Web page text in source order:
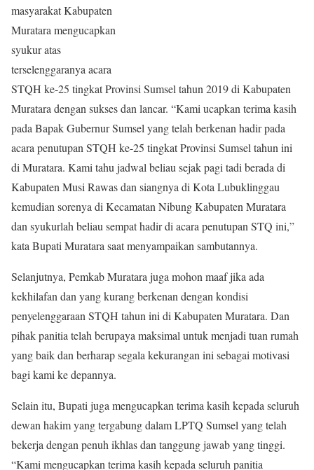
masyarakat Kabupaten
Muratara mengucapkan
syukur atas
terselenggaranya acara
STQH ke-25 tingkat Provinsi Sumsel tahun 2019 di Kabupaten
Muratara dengan sukses dan lancar. “Kami ucapkan terima kasih
pada Bapak Gubernur Sumsel yang telah berkenan hadir pada
acara penutupan STQH ke-25 tingkat Provinsi Sumsel tahun ini
di Muratara. Kami tahu jadwal beliau sejak pagi tadi berada di
Kabupaten Musi Rawas dan siangnya di Kota Lubuklinggau
kemudian sorenya di Kecamatan Nibung Kabupaten Muratara
dan syukurlah beliau sempat hadir di acara penutupan STQ ini,”
kata Bupati Muratara saat menyampaikan sambutannya.
Selanjutnya, Pemkab Muratara juga mohon maaf jika ada
kekhilafan dan yang kurang berkenan dengan kondisi
penyelenggaraan STQH tahun ini di Kabupaten Muratara. Dan
pihak panitia telah berupaya maksimal untuk menjadi tuan rumah
yang baik dan berharap segala kekurangan ini sebagai motivasi
bagi kami ke depannya.
Selain itu, Bupati juga mengucapkan terima kasih kepada seluruh
dewan hakim yang tergabung dalam LPTQ Sumsel yang telah
bekerja dengan penuh ikhlas dan tanggung jawab yang tinggi.
“Kami mengucapkan terima kasih kepada seluruh panitia